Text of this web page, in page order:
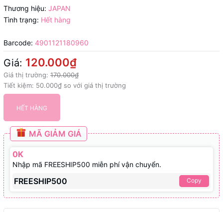
Thương hiệu: JAPAN
Tình trạng: Hết hàng
Barcode: 4901121180960
Giá: 120.000₫
Giá thị trường: 170.000₫
Tiết kiệm: 50.000₫ so với giá thị trường
HẾT HÀNG
MÃ GIẢM GIÁ
0K
Nhập mã FREESHIP500 miễn phí vận chuyển.
FREESHIP500 Copy